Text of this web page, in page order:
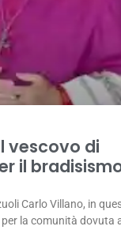
vescovo di
il
Carlo Villano, in
la comunità dovuta